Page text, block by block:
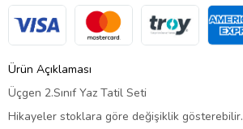
Ürün Açıklaması
Üçgen 2.Sınıf Yaz Tatil Seti
Hikayeler stoklara göre değişiklik gösterebilir.